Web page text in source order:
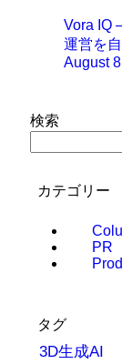
Vora IQ
運営を
August
検索
カテゴリー
PR
タグ
3D生成AI